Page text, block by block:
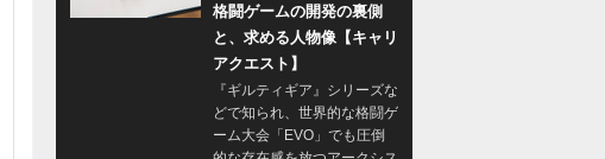
格闘ゲームの開発の裏側
と、求める人物像【キャリ
アクエスト】
『ギルティギア』シリーズな
どで知られ、世界的な格闘ゲ
ーム大会「EVO」でも圧倒